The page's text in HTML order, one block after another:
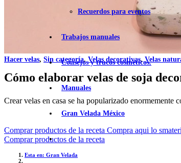
Recuerdos para eventos
Trabajos manuales
Consejos y trucos cosméticos.
Manuales
Gran Velada México
Hacer velas, Sin categoría,Velas decorativas,Velas
Cómo elaborar velas de soja
Crear velas en casa se ha popularizado
Comprar productos de la receta Compra aqui lo
Comprar productos de la receta
Esta en: Gran Velada